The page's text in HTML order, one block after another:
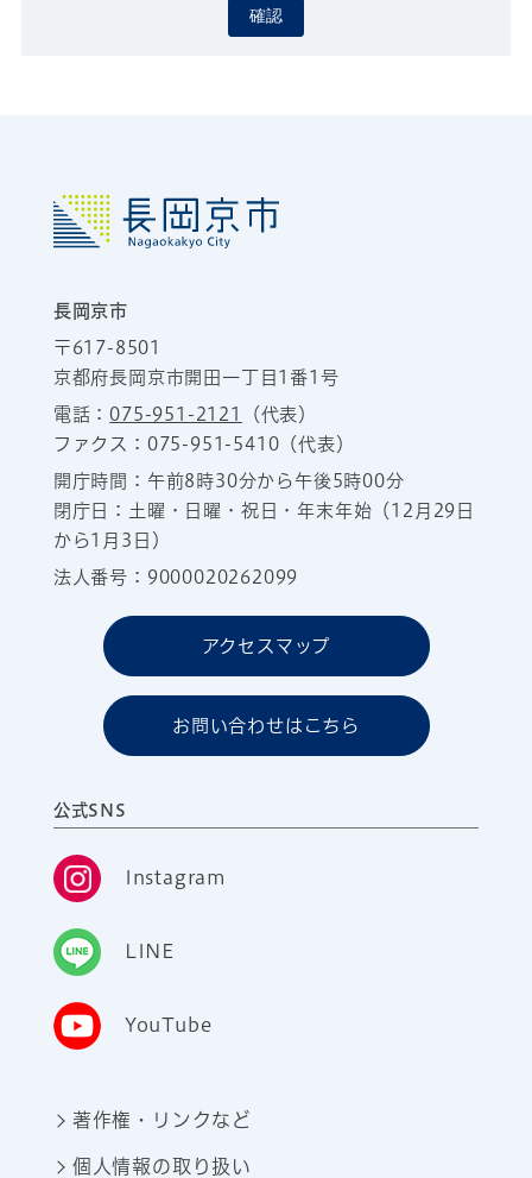
確認
長岡京市
〒617-8501
京都府長岡京市開田一丁目1番1号
電話：075-951-2121
（代表）
ファクス：075-951-5410（代表）
開庁時間：午前8時30分から午後5時00分
閉庁日：土曜・日曜・祝日・年末年始（12月29日
から1月3日）
法人番号：9000020262099
アクセスマップ
お問い合わせはこちら
公式SNS
Instagram
LINE
YouTube
著作権・リンクなど
個人情報の取り扱い